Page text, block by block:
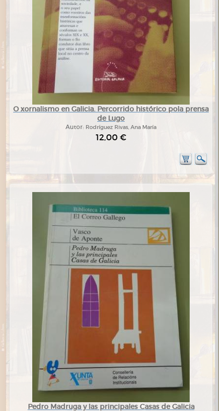
O xornalismo en Galicia. Percorrido histórico pola prensa
de Lugo
Autor: Rodríguez Rivas, Ana María
12,00 €
Pedro Madruga y las principales Casas de Galicia